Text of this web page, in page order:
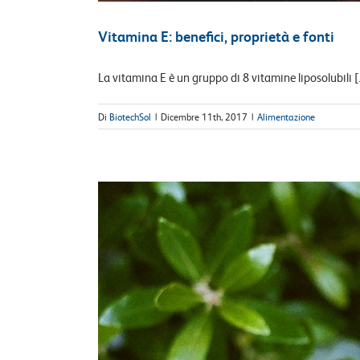
Vitamina E: benefici, proprietà e fonti
La vitamina E è un gruppo di 8 vitamine liposolubili
Di BiotechSol | Dicembre 11th, 2017 | Alimentazione